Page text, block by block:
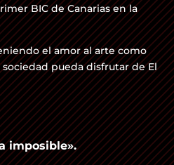
BIC de Canarias en la
el amor al arte como
pueda disfrutar de El
imposible».